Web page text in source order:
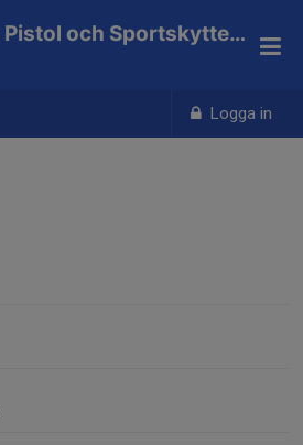
Logga in
Göteborgs Pistol och Sportskytteklubb